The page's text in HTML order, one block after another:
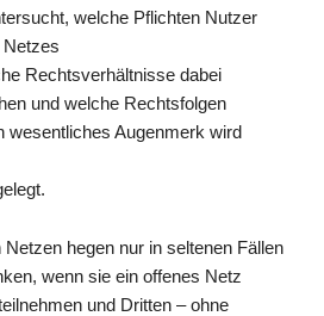
welche Pflichten Nutzer
Netzes
Rechtsverhältnisse dabei
und welche Rechtsfolgen
wesentliches Augenmerk wird
hegen nur in seltenen Fällen
wenn sie ein offenes Netz
und Dritten – ohne